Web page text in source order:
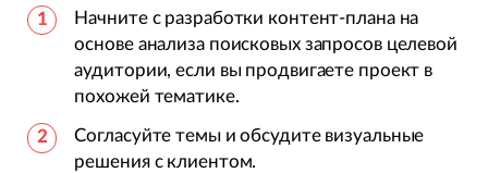
Начните с разработки контент-плана на
основе анализа поисковых запросов целевой
аудитории, если вы продвигаете проект в
похожей тематике.
Согласуйте темы и обсудите визуальные
решения с клиентом.